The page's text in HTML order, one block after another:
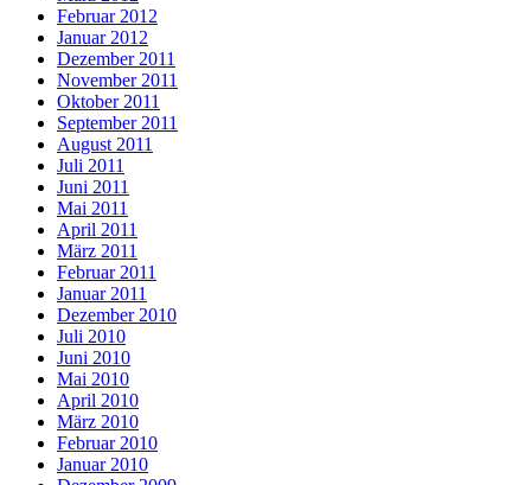
Februar 2012
Januar 2012
Dezember 2011
November 2011
Oktober 2011
September 2011
August 2011
Juli 2011
Juni 2011
Mai 2011
April 2011
März 2011
Februar 2011
Januar 2011
Dezember 2010
Juli 2010
Juni 2010
Mai 2010
April 2010
März 2010
Februar 2010
Januar 2010